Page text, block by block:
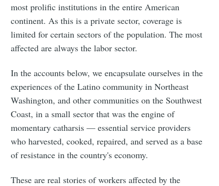
most prolific institutions in the entire American
continent. As this is a private sector, coverage is
limited for certain sectors of the population. The most
affected are always the labor sector.
In the accounts below, we encapsulate ourselves in the
experiences of the Latino community in Northeast
Washington, and other communities on the Southwest
Coast, in a small sector that was the engine of
momentary catharsis — essential service providers
who harvested, cooked, repaired, and served as a base
of resistance in the country's economy.
These are real stories of workers affected by the